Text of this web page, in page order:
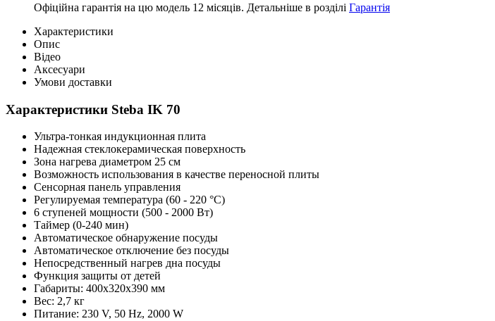
Офіційна гарантія на цю модель 12 місяців. Детальніше в розділі Гарантія
Характеристики
Опис
Відео
Аксесуари
Умови доставки
Характеристики Steba IK 70
Ультра-тонкая индукционная плита
Надежная стеклокерамическая поверхность
Зона нагрева диаметром 25 см
Возможность использования в качестве переносной плиты
Сенсорная панель управления
Регулируемая температура (60 - 220 °C)
6 ступеней мощности (500 - 2000 Вт)
Таймер (0-240 мин)
Автоматическое обнаружение посуды
Автоматическое отключение без посуды
Непосредственный нагрев дна посуды
Функция защиты от детей
Габариты: 400x320x390 мм
Вес: 2,7 кг
Питание: 230 V, 50 Hz, 2000 W